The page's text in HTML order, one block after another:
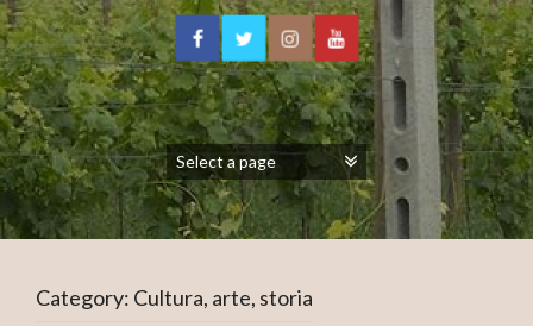
Category: Cultura, arte, storia